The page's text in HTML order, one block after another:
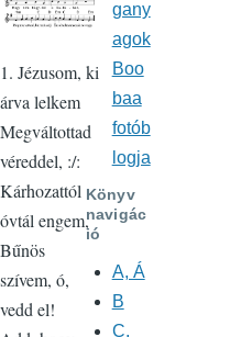
1. Jézusom, ki
árva lelkem
Megváltottad
véreddel, :/:
Kárhozattól
óvtál engem,
Bűnös
szívem, ó,
vedd el!
gany
agok
Boo
baa
fotób
logja
Könyv
navigác
ió
A, Á
B
C,